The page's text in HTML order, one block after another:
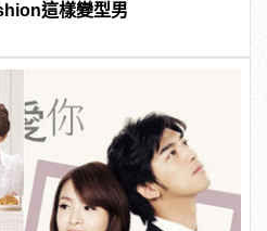
這樣變型男